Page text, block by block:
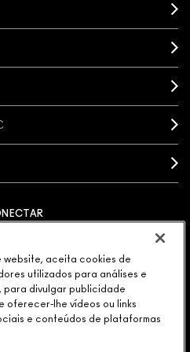
POLÍTICA DE PRIVACIDADE
CONDIÇÕES
FALSIFICADOS
TODOS OS DIREITOS
website, aceita cookies de
utilizados para análises e
divulgar publicidade
oferecer-lhe vídeos ou links
e conteúdos de plataformas